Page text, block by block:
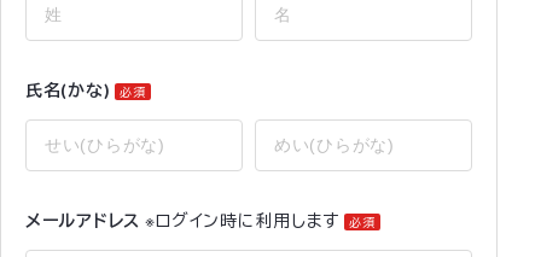
氏名(かな) 必須
メールアドレス ※ログイン時に利用します 必須